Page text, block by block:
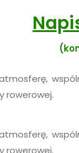
rowerowej.
rowerowej.